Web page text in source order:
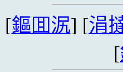
[鏂囬泦] [涓
[